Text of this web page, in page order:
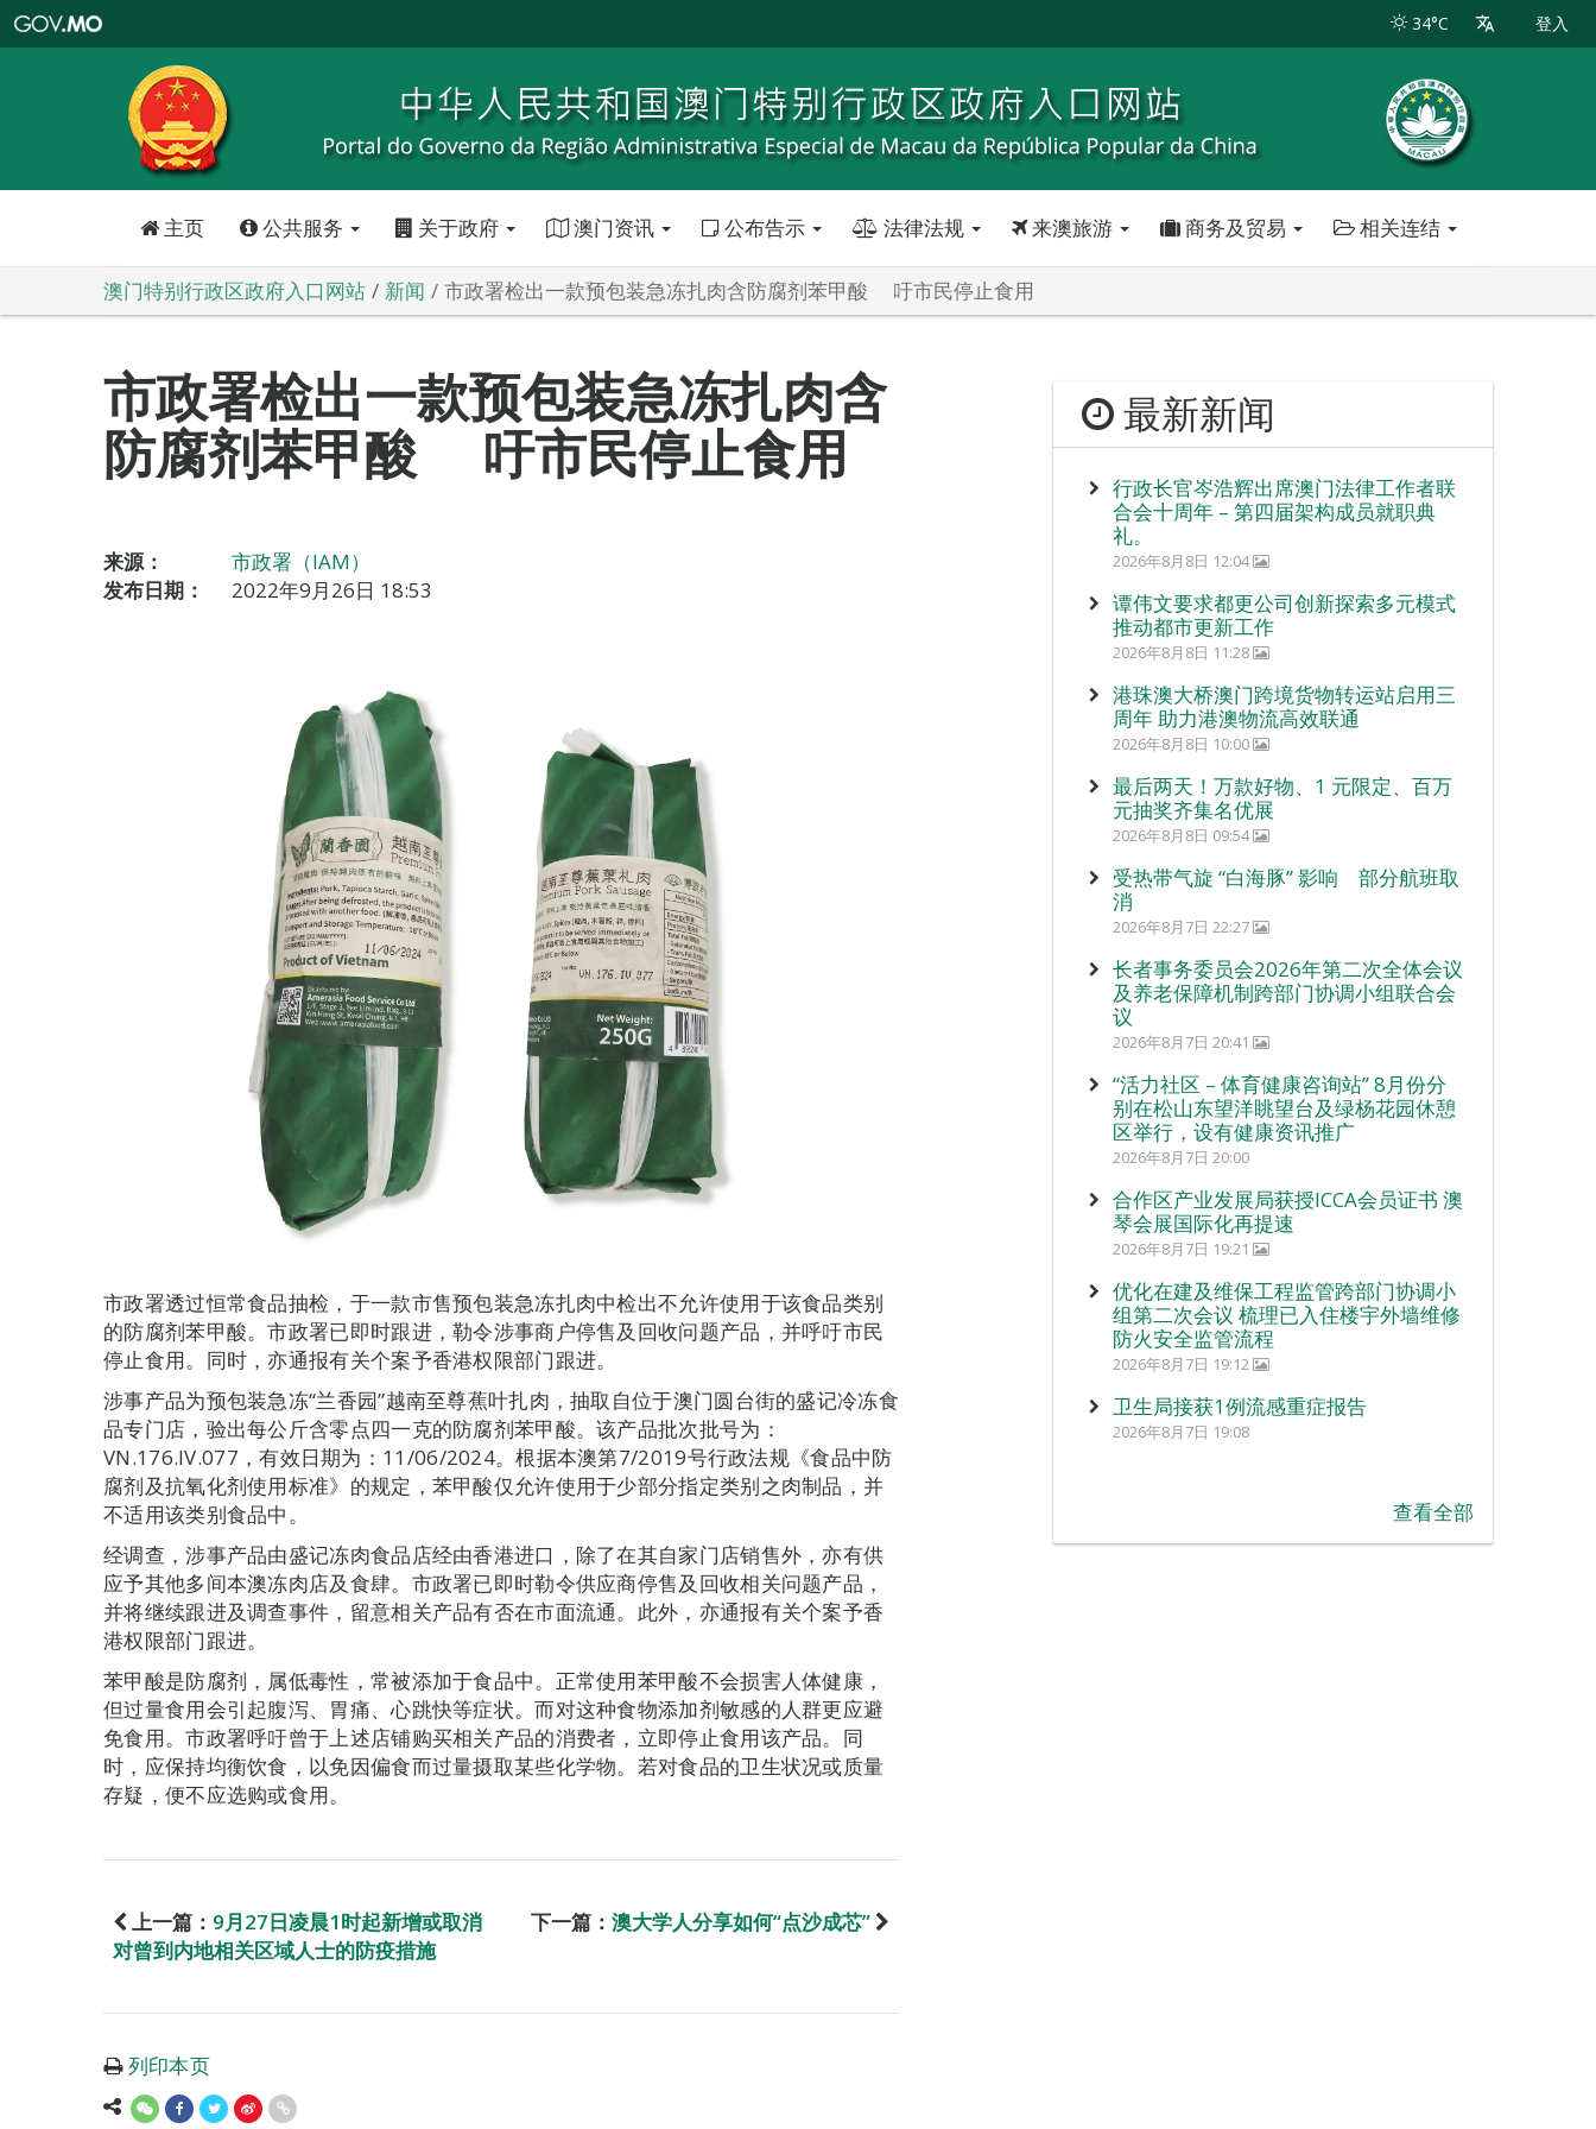
特
政
区
政
口
34°C 登入
主页 公共服务 关于政府 澳门资讯 公布告示 法律法规 来澳旅游 商务及贸易 相关连结
澳门特别行政区政府入口网站 新闻 市政署检出一款预包装急冻扎肉含防腐剂苯甲酸 吁市民停止食用
市政署检出一款预包装急冻扎肉含
防腐剂苯甲酸 吁市民停止食用
来源：
市政署（IAM）
发布日期：
2022年9月26日 18:53
市政署透过恒常食品抽检，于一款市售预包装急冻扎肉中检出不允许使用于该食品类别
的防腐剂苯甲酸。市政署已即时跟进，勒令涉事商户停售及回收问题产品，并呼吁市民
停止食用。同时，亦通报有关个案予香港权限部门跟进。
涉事产品为预包装急冻“兰香园”越南至尊蕉叶扎肉，抽取自位于澳门圆台街的盛记冷冻食
品专门店，验出每公斤含零点四一克的防腐剂苯甲酸。该产品批次批号为：
VN.176.IV.077，有效日期为：11/06/2024。根据本澳第7/2019号行政法规《食品中防
腐剂及抗氧化剂使用标准》的规定，苯甲酸仅允许使用于少部分指定类别之肉制品，并
不适用该类别食品中。
经调查，涉事产品由盛记冻肉食品店经由香港进口，除了在其自家门店销售外，亦有供
应予其他多间本澳冻肉店及食肆。市政署已即时勒令供应商停售及回收相关问题产品，
并将继续跟进及调查事件，留意相关产品有否在市面流通。此外，亦通报有关个案予香
港权限部门跟进。
苯甲酸是防腐剂，属低毒性，常被添加于食品中。正常使用苯甲酸不会损害人体健康，
但过量食用会引起腹泻、胃痛、心跳快等症状。而对这种食物添加剂敏感的人群更应避
免食用。市政署呼吁曾于上述店铺购买相关产品的消费者，立即停止食用该产品。同
时，应保持均衡饮食，以免因偏食而过量摄取某些化学物。若对食品的卫生状况或质量
存疑，便不应选购或食用。
上一篇： 9月27日凌晨1时起新增或取消
对曾到内地相关区域人士的防疫措施
下一篇： 澳大学人分享如何“点沙成芯”
列印本页
最新新闻
行政长官岑浩辉出席澳门法律工作者联
合会十周年 – 第四届架构成员就职典
礼。
2026年8月8日 12:04
谭伟文要求都更公司创新探索多元模式
推动都市更新工作
2026年8月8日 11:28
港珠澳大桥澳门跨境货物转运站启用三
周年 助力港澳物流高效联通
2026年8月8日 10:00
最后两天！万款好物、1 元限定、百万
元抽奖齐集名优展
2026年8月8日 09:54
受热带气旋 “白海豚” 影响 部分航班取
消
2026年8月7日 22:27
长者事务委员会2026年第二次全体会议
及养老保障机制跨部门协调小组联合会
议
2026年8月7日 20:41
“活力社区 – 体育健康咨询站” 8月份分
别在松山东望洋眺望台及绿杨花园休憩
区举行，设有健康资讯推广
2026年8月7日 20:00
合作区产业发展局获授ICCA会员证书 澳
琴会展国际化再提速
2026年8月7日 19:21
优化在建及维保工程监管跨部门协调小
组第二次会议 梳理已入住楼宇外墙维修
防火安全监管流程
2026年8月7日 19:12
卫生局接获1例流感重症报告
2026年8月7日 19:08
查看全部